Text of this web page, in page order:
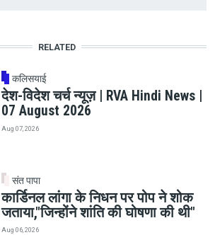
RELATED
कलिसयाई
देश-विदेश चर्च न्यूज़ | RVA Hindi News |
07 August 2026
Aug 07, 2026
संत पापा
कार्डिनल लांगा के निधन पर पोप ने शोक
जताया,"जिन्होंने शांति की घोषणा की थी"
Aug 06, 2026